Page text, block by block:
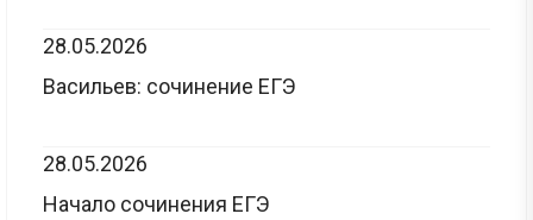
28.05.2026
Васильев: сочинение ЕГЭ
28.05.2026
Начало сочинения ЕГЭ